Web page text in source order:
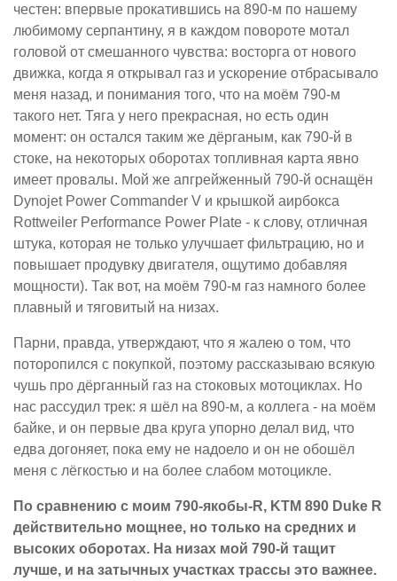
честен: впервые прокатившись на 890-м по нашему
любимому серпантину, я в каждом повороте мотал
головой от смешанного чувства: восторга от нового
движка, когда я открывал газ и ускорение отбрасывало
меня назад, и понимания того, что на моём 790-м
такого нет. Тяга у него прекрасная, но есть один
момент: он остался таким же дёрганым, как 790-й в
стоке, на некоторых оборотах топливная карта явно
имеет провалы. Мой же апгрейженный 790-й оснащён
Dynojet Power Commander V и крышкой аирбокса
Rottweiler Performance Power Plate - к слову, отличная
штука, которая не только улучшает фильтрацию, но и
повышает продувку двигателя, ощутимо добавляя
мощности). Так вот, на моём 790-м газ намного более
плавный и тяговитый на низах.
Парни, правда, утверждают, что я жалею о том, что
поторопился с покупкой, поэтому рассказываю всякую
чушь про дёрганный газ на стоковых мотоциклах. Но
нас рассудил трек: я шёл на 890-м, а коллега - на моём
байке, и он первые два круга упорно делал вид, что
едва догоняет, пока ему не надоело и он не обошёл
меня с лёгкостью и на более слабом мотоцикле.
По сравнению с моим 790-якобы-R, KTM 890 Duke R
действительно мощнее, но только на средних и
высоких оборотах. На низах мой 790-й тащит
лучше, и на затычных участках трассы это важнее.